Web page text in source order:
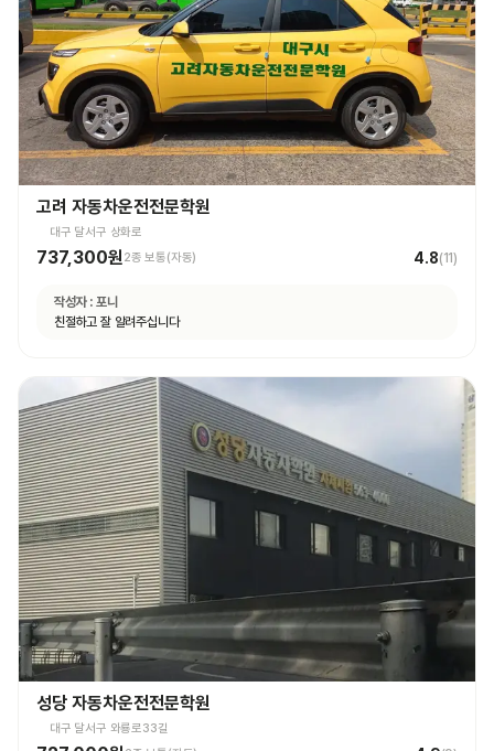
고려 자동차운전전문학원
대구 달서구 상화로
737,300원 2종 보통(자동) 4.8(11)
작성자 : 포니
친절하고 잘 알려주십니다
성당 자동차운전전문학원
대구 달서구 와룡로33길